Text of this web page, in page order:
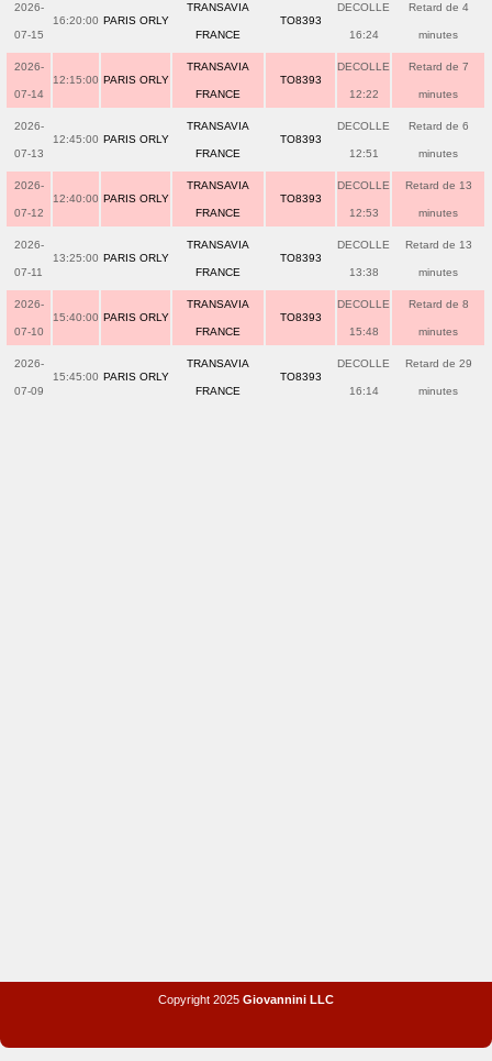
2026-
07-15
16:20:00 PARIS ORLY
TRANSAVIA
FRANCE
TO8393
DECOLLE
16:24
Retard de 4
minutes
2026-
07-14
12:15:00 PARIS ORLY
TRANSAVIA
FRANCE
TO8393
DECOLLE
12:22
Retard de 7
minutes
2026-
07-13
12:45:00 PARIS ORLY
TRANSAVIA
FRANCE
TO8393
DECOLLE
12:51
Retard de 6
minutes
2026-
07-12
12:40:00 PARIS ORLY
TRANSAVIA
FRANCE
TO8393
DECOLLE
12:53
Retard de 13
minutes
2026-
07-11
13:25:00 PARIS ORLY
TRANSAVIA
FRANCE
TO8393
DECOLLE
13:38
Retard de 13
minutes
2026-
07-10
15:40:00 PARIS ORLY
TRANSAVIA
FRANCE
TO8393
DECOLLE
15:48
Retard de 8
minutes
2026-
07-09
15:45:00 PARIS ORLY
TRANSAVIA
FRANCE
TO8393
DECOLLE
16:14
Retard de 29
minutes
Copyright 2025 Giovannini LLC